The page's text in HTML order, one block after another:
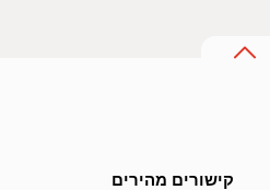
קישורים מהירים